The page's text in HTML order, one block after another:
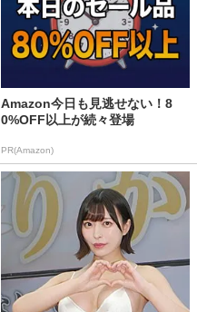
Amazon今日も見逃せない！8
0%OFF以上が続々登場
PR(Amazon)